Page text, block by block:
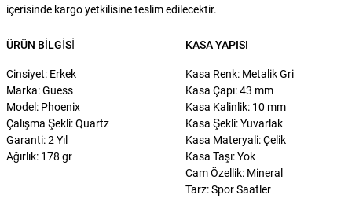
içerisinde kargo yetkilisine teslim edilecektir.
ÜRÜN BILGISI
Cinsiyet: Erkek
Marka: Guess
Model: Phoenix
Çalışma Şekli: Quartz
Garanti: 2 Yıl
Ağırlık: 178 gr
KASA YAPISI
Kasa Renk: Metalik Gri
Kasa Çapı: 43 mm
Kasa Kalinlik: 10 mm
Kasa Şekli: Yuvarlak
Kasa Materyali: Çelik
Kasa Taşı: Yok
Cam Özellik: Mineral
Tarz: Spor Saatler